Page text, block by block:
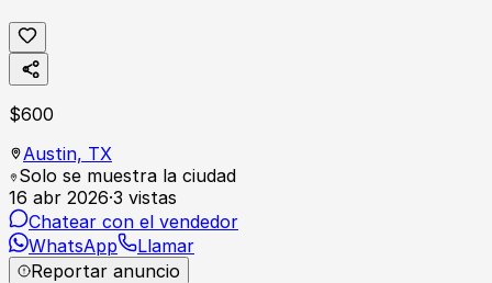
$600
Austin, TX
Solo se muestra la ciudad
16 abr 2026·3 vistas
Chatear con el vendedor
WhatsApp
Llamar
Reportar anuncio